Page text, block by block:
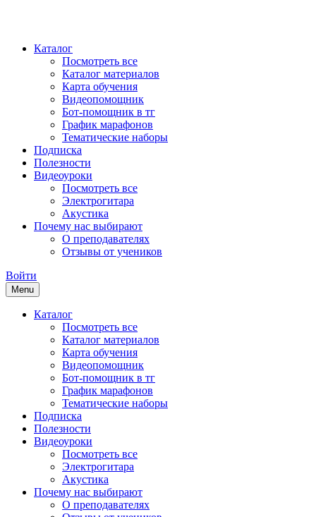
Каталог
Посмотреть все
Каталог материалов
Карта обучения
Видеопомощник
Бот-помощник в тг
График марафонов
Тематические наборы
Подписка
Полезности
Видеоуроки
Посмотреть все
Электрогитара
Акустика
Почему нас выбирают
О преподавателях
Отзывы от учеников
Войти
Menu
Каталог
Посмотреть все
Каталог материалов
Карта обучения
Видеопомощник
Бот-помощник в тг
График марафонов
Тематические наборы
Подписка
Полезности
Видеоуроки
Посмотреть все
Электрогитара
Акустика
Почему нас выбирают
О преподавателях